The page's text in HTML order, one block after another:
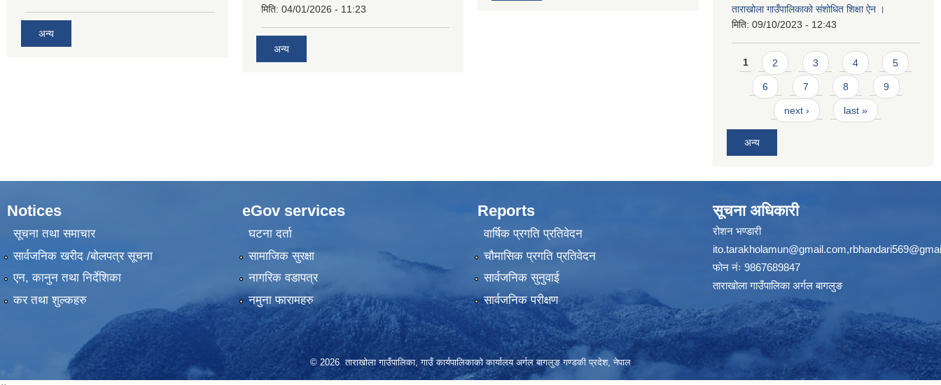
अन्य
मिति: 04/01/2026 - 11:23
अन्य
ताराखोला गाउँपालिकाको संशोधित शिक्षा ऐन ।
मिति: 09/10/2023 - 12:43
Pages
1 2 3 4 5
6 7 8 9
next › last »
अन्य
Notices
सूचना तथा समाचार
सार्वजनिक खरीद /बोलपत्र सूचना
एन, कानुन तथा निर्देशिका
कर तथा शुल्कहरु
eGov services
घटना दर्ता
सामाजिक सुरक्षा
नागरिक वडापत्र
नमुना फारामहरु
Reports
वार्षिक प्रगति प्रतिवेदन
चौमासिक प्रगति प्रतिवेदन
सार्वजनिक सुनुवाई
सार्वजनिक परीक्षण
सूचना अधिकारी
रोशन भण्डारी
ito.tarakholamun@gmail.com,
फोन नंः 9867689847
ताराखोला गाउँपालिका अर्गल बागलुङ
© 2026 ताराखोला गाउँपालिका, गाउँ कार्यपालिकाको कार्यालय अर्गल बागलुङ गण्डकी प्रदेश, नेपाल